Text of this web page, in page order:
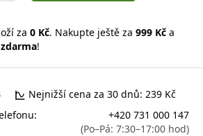
za 0 Kč. Nakupte ještě za 999 Kč a
!
Nejnižší cena za 30 dnů: 239 Kč
+420 731 000 147
(Po–Pá: 7:30–17:00 hod)